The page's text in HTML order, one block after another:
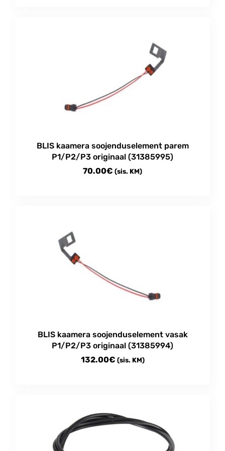
pageBLIS kaamera soojenduselement parem
P1/P2/P3 originaal (31385995)
70.00€ (sis. KM)
BLIS kaamera soojenduselement vasak
P1/P2/P3 originaal (31385994)
132.00€ (sis. KM)